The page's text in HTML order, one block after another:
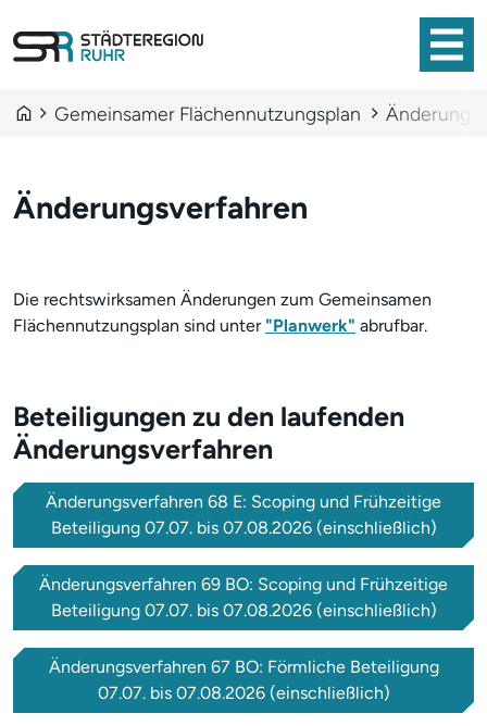
Pfadnavigation
home chevron_right Gemeinsamer Flächennutzungsplan chevron_right
Änderungsverfahren
Die rechtswirksamen Änderungen zum Gemeinsamen
Flächennutzungsplan sind unter "Planwerk" abrufbar.
Beteiligungen zu den laufenden
Änderungsverfahren
Änderungsverfahren 68 E: Scoping und Frühzeitige
Beteiligung 07.07. bis 07.08.2026 (einschließlich)
Änderungsverfahren 69 BO: Scoping und Frühzeitige
Beteiligung 07.07. bis 07.08.2026 (einschließlich)
Änderungsverfahren 67 BO: Förmliche Beteiligung
07.07. bis 07.08.2026 (einschließlich)